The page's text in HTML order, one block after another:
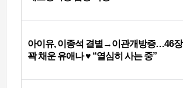
아이유, 이종석 결별→이관개방증…46장
꽉 채운 유애나 ♥ “열심히 사는 중”